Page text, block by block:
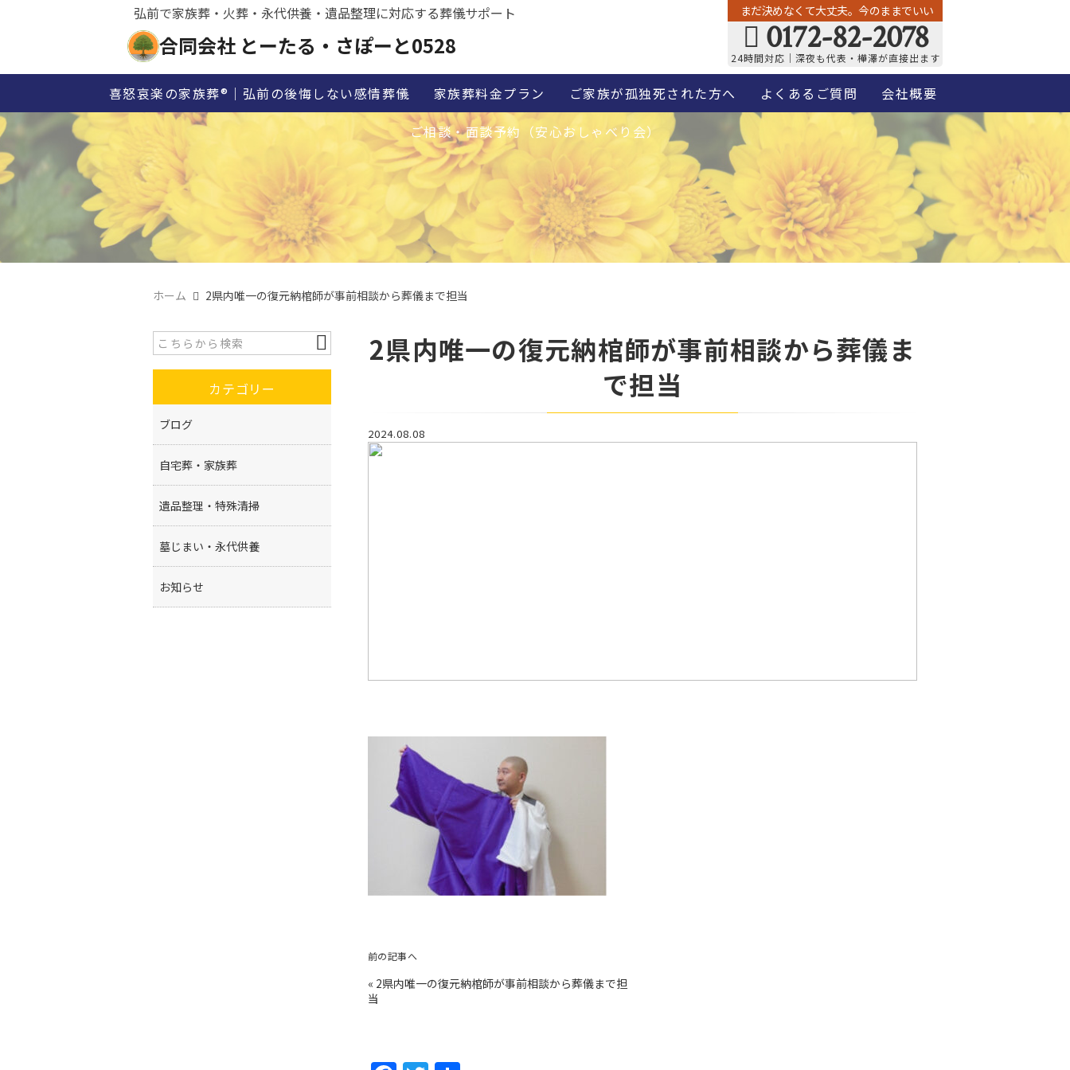
弘前で家族葬・火葬・永代供養・遺品整理に対応する葬儀サポート
合同会社 とーたる・さぽーと0528
まだ決めなくて大丈夫。今のままでいい
0172-82-2078
24時間対応｜深夜も代表・樺澤が直接出ます
喜怒哀楽の家族葬®｜弘前の後悔しない感情葬儀 家族葬料金プラン ご家族が孤独死された方へ よくあるご質問
会社概要
ご相談・面談予約（安心おしゃべり会）
ホーム 2県内唯一の復元納棺師が事前相談から葬儀まで担当
2県内唯一の復元納棺師が事前相談から葬儀ま
で担当
2024.08.08
前の記事へ
« 2県内唯一の復元納棺師が事前相談から葬儀まで担
当
カテゴリー
ブログ
自宅葬・家族葬
遺品整理・特殊清掃
墓じまい・永代供養
お知らせ